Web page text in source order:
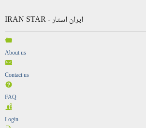
IRAN STAR - ایران استار
About us
Contact us
FAQ